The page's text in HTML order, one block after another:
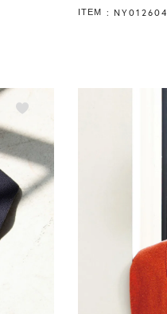
ITEM NY012604